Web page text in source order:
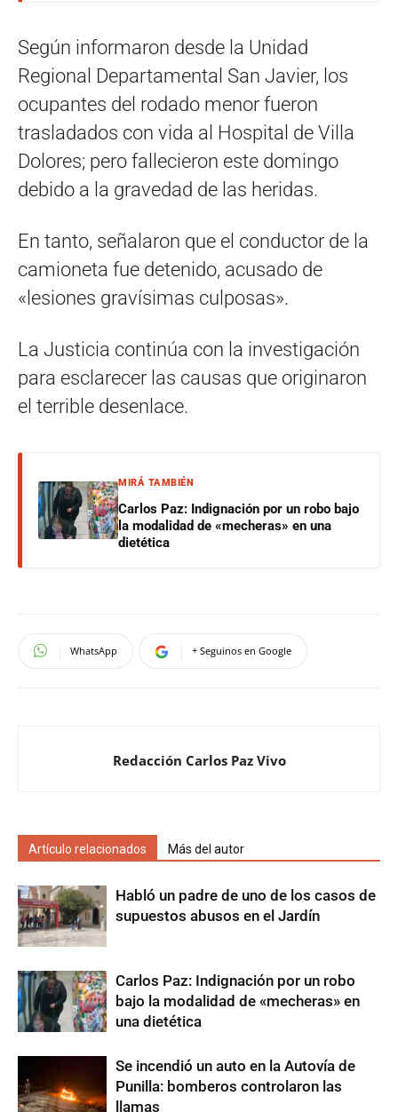
Según informaron desde la Unidad
Regional Departamental San Javier, los
ocupantes del rodado menor fueron
trasladados con vida al Hospital de Villa
Dolores; pero fallecieron este domingo
debido a la gravedad de las heridas.
En tanto, señalaron que el conductor de la
camioneta fue detenido, acusado de
«lesiones gravísimas culposas».
La Justicia continúa con la investigación
para esclarecer las causas que originaron
el terrible desenlace.
MIRÁ TAMBIÉN
Carlos Paz: Indignación por un robo bajo
la modalidad de «mecheras» en una
dietética
WhatsApp + Seguinos en Google
Redacción Carlos Paz Vivo
Artículo relacionados Más del autor
Habló un padre de uno de los casos de
supuestos abusos en el Jardín
Carlos Paz: Indignación por un robo
bajo la modalidad de «mecheras» en
una dietética
Se incendió un auto en la Autovía de
Punilla: bomberos controlaron las
llamas